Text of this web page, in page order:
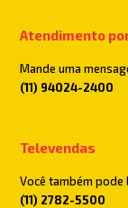
Atendimento
Mande uma
(11) 94024-2400
Televendas
Você também pode
(11) 2782-5500